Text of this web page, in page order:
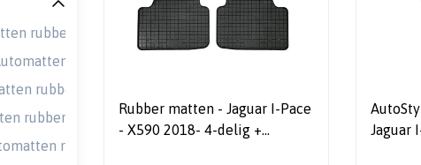
Rubber matten - Jaguar I-Pace
- X590 2018- 4-delig +
Jaguar
rubber
rubber
rubber
rubber
rubber